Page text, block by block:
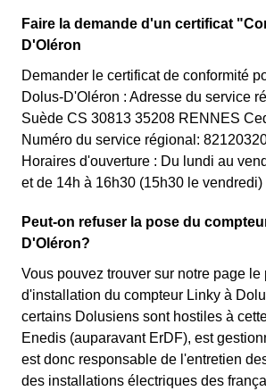
Faire la demande d'un certificat
D'Oléron
Demander le certificat de conformité
Dolus-D'Oléron : Adresse du service
Suède CS 30813 35208 RENNES
Numéro du service régional:
Horaires d'ouverture : Du lundi au
et de 14h à 16h30 (15h30 le vendredi)
Peut-on refuser la pose du
D'Oléron?
Vous pouvez trouver sur notre page le
d'installation du compteur Linky à
certains Dolusiens sont hostiles à
Enedis (auparavant ErDF), est
est donc responsable de l'entretien
des installations électriques des